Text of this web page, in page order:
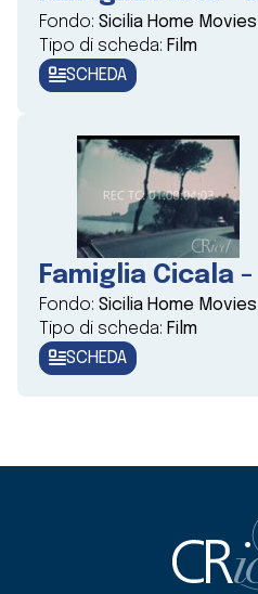
Fondo: Sicilia Home Movies
Tipo di scheda: Film
SCHEDA
Famiglia Cicala
Fondo: Sicilia Home Movies
Tipo di scheda: Film
SCHEDA